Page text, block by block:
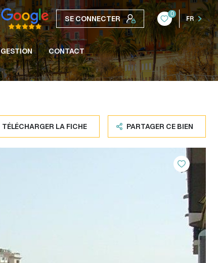
SE CONNECTER
0
FR
GESTION CONTACT
TÉLÉCHARGER LA FICHE PARTAGER CE BIEN